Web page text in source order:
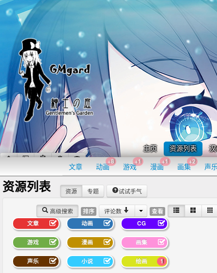
主页 资源列表
文章 动画
+8
游戏
+1
漫画
+1
画集
+2
声
资源列表
高级搜索 排序 评论数 查看
资源 专题 试试手气
文章 动画 CG
游戏 漫画 画集
声乐 小说 1
绘画